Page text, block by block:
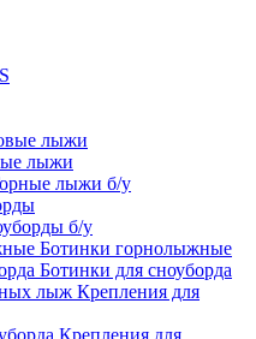
лыжи
лыжи
лыжи б/у
б/у
Ботинки горнолыжные
Ботинки для сноуборда
Крепления для
Крепления для